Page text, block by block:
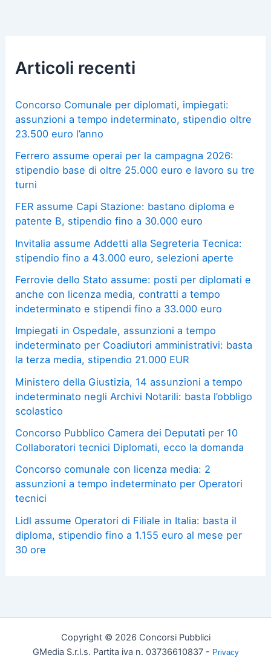
Articoli recenti
Concorso Comunale per diplomati, impiegati:
assunzioni a tempo indeterminato, stipendio oltre
23.500 euro l’anno
Ferrero assume operai per la campagna 2026:
stipendio base di oltre 25.000 euro e lavoro su tre
turni
FER assume Capi Stazione: bastano diploma e
patente B, stipendio fino a 30.000 euro
Invitalia assume Addetti alla Segreteria Tecnica:
stipendio fino a 43.000 euro, selezioni aperte
Ferrovie dello Stato assume: posti per diplomati e
anche con licenza media, contratti a tempo
indeterminato e stipendi fino a 33.000 euro
Impiegati in Ospedale, assunzioni a tempo
indeterminato per Coadiutori amministrativi: basta
la terza media, stipendio 21.000 EUR
Ministero della Giustizia, 14 assunzioni a tempo
indeterminato negli Archivi Notarili: basta l’obbligo
scolastico
Concorso Pubblico Camera dei Deputati per 10
Collaboratori tecnici Diplomati, ecco la domanda
Concorso comunale con licenza media: 2
assunzioni a tempo indeterminato per Operatori
tecnici
Lidl assume Operatori di Filiale in Italia: basta il
diploma, stipendio fino a 1.155 euro al mese per
30 ore
Copyright © 2026 Concorsi Pubblici
GMedia S.r.l.s. Partita iva n. 03736610837 - Privacy